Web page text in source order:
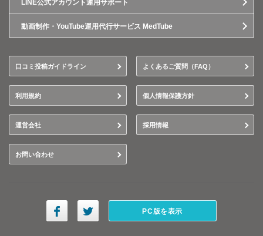
LINE公式アカウント運用サポート
動画制作・YouTube運用代行サービス MedTube
口コミ投稿ガイドライン よくあるご質問（FAQ）
利用規約 個人情報保護方針
運営会社 採用情報
お問い合わせ
PC版を表示